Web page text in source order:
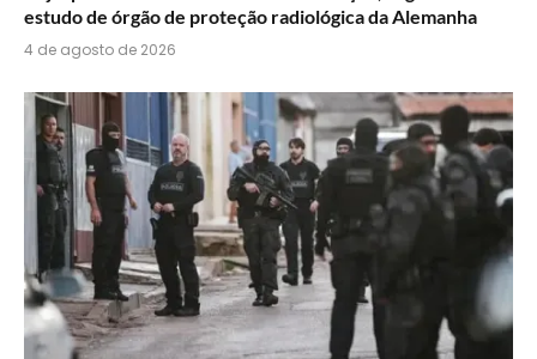
estudo de órgão de proteção radiológica da Alemanha
4 de agosto de 2026